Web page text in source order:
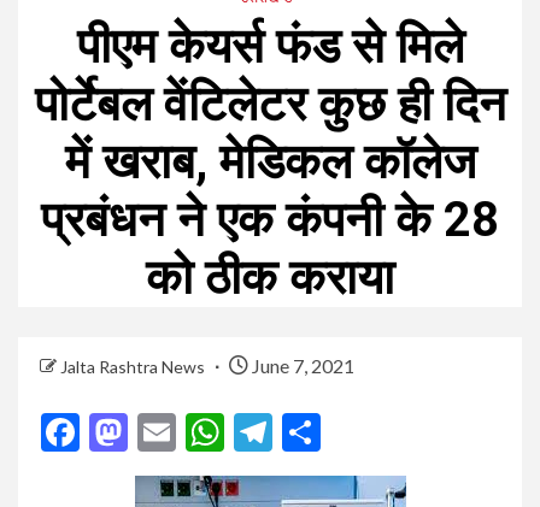
पीएम केयर्स फंड से मिले
पोर्टेबल वेंटिलेटर कुछ ही दिन
में खराब, मेडिकल कॉलेज
प्रबंधन ने एक कंपनी के 28
को ठीक कराया
Jalta Rashtra News June 7, 2021
Facebook
Mastodon
EmailWhatsApp
Telegram